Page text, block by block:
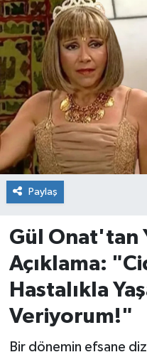
Paylaş
Gül Onat'tan
Açıklama:
Hastalıkla
Veriyorum!"
Bir dönemin efsane
Edremit
EĞİTİM
EKONOMİ
Erdek
Gömeç
Gönen
İvrindi
KENT GÜNDEMİ